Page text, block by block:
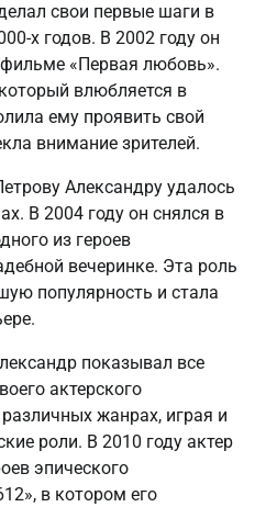
свои первые шаги в
х годов. В 2002 году он
«Первая любовь».
влюбляется в
ему проявить свой
внимание зрителей.
Александру удалось
В 2004 году он снялся в
из героев
вечеринке. Эта роль
популярность и стала
показывал все
актерского
жанрах, играя и
роли. В 2010 году актер
эпического
в котором его